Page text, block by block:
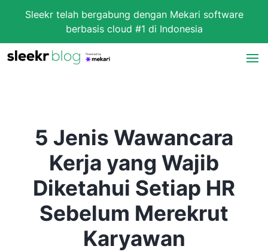
Sleekr telah bergabung dengan Mekari software
berbasis cloud #1 di Indonesia
5 Jenis Wawancara
Kerja yang Wajib
Diketahui Setiap HR
Sebelum Merekrut
Karyawan